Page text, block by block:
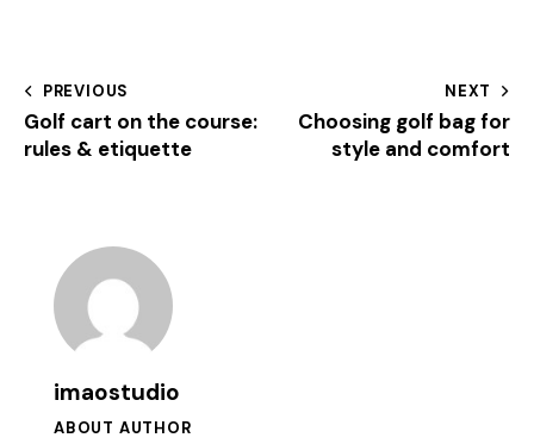
PREVIOUS
Golf cart on the course:
rules & etiquette
NEXT
Choosing golf bag for
style and comfort
imaostudio
ABOUT AUTHOR